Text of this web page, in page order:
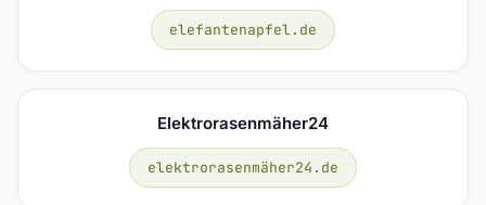
elefantenapfel.de
Elektrorasenmäher24
elektrorasenmäher24.de